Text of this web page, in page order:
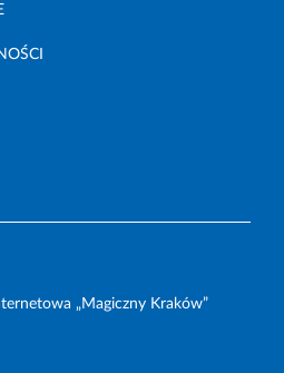
„Magiczny Kraków”